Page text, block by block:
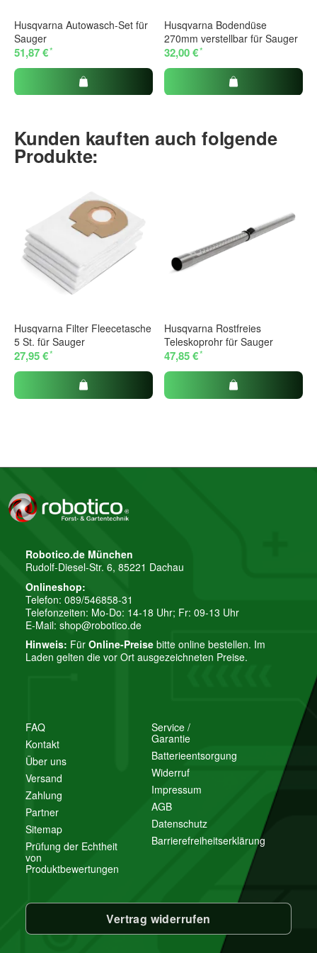
Husqvarna Autowasch-Set für
Sauger
51,87 €*
Husqvarna Bodendüse
270mm verstellbar für Sauger
32,00 €*
Kunden kauften auch folgende
Produkte:
Husqvarna Filter Fleecetasche
5 St. für Sauger
27,95 €*
Husqvarna Rostfreies
Teleskoprohr für Sauger
47,85 €*
FAQ
Kontakt
Über uns
Versand
Zahlung
Partner
Sitemap
Prüfung der Echtheit
von
Produktbewertungen
Service /
Garantie
Batterieentsorgung
Widerruf
Impressum
AGB
Datenschutz
Barrierefreiheitserklärung
Robotico.de München
Rudolf-Diesel-Str. 6, 85221 Dachau
Onlineshop:
Telefon: 089/546858-31
Telefonzeiten: Mo-Do: 14-18 Uhr; Fr: 09-13 Uhr
E-Mail: shop@robotico.de
Hinweis: Für Online-Preise bitte online bestellen. Im
Laden gelten die vor Ort ausgezeichneten Preise.
Vertrag widerrufen